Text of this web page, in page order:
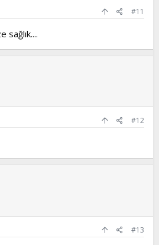
#11
sağlık....
#12
#13